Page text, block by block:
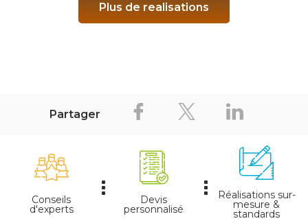
Plus de realisations
Partager
Conseils
d'experts
Devis
personnalisé
Réalisations sur-
mesure &
standards